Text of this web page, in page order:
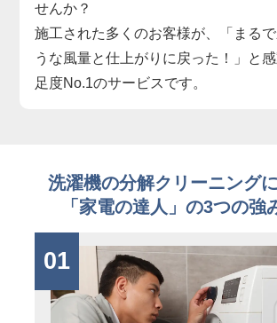
せんか？
施工された多くのお客様が、「まる
うな風量と仕上がりに戻った！」と
足度No.1のサービスです。
洗濯機の分解クリーニング
「家電の達人」の3つの強
01